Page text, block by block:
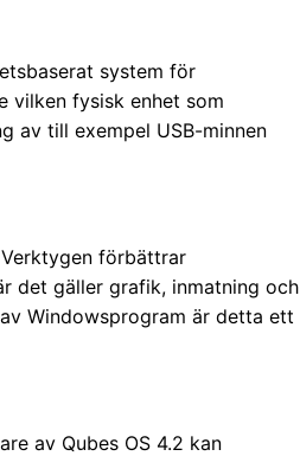
system för
vilken fysisk enhet som
av till exempel USB-minnen
förbättrar
det gäller grafik, inmatning och
Windowsprogram är detta ett
av Qubes OS 4.2 kan